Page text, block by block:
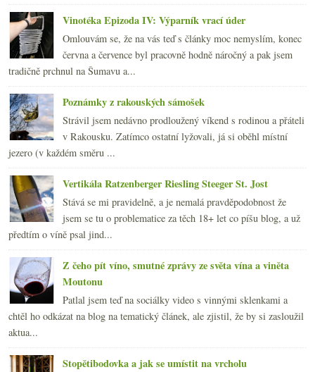
Vinotéka Epizoda IV: Výparník vrací úder
Omlouvám se, že na vás teď s články moc nemyslím, konec
června a července byl pracovně hodně náročný a pak jsem
tradičně prchnul na Šumavu a...
Poznámky z rakouských sámošek
Strávil jsem nedávno prodloužený víkend s rodinou a přáteli
v Rakousku. Zatímco ostatní lyžovali, já si oběhl místní
jezero (v každém směru ...
Vertikála Ratzenberger Riesling Steeger St. Jost
Stává se mi pravidelně, a je nemalá pravděpodobnost že
jsem se tu o problematice za těch 18+ let co píšu blog, a už
předtím o víně psal jind...
Z čeho pít víno, smutné zprávy ze světa vína a viněta
Moutonu
Patlal jsem teď na sociálky video s vinnými sklenkami a
chtěl ho odkázat na blog na tematický článek, ale zjistil, že by si zasloužil
aktua...
Stopětibodovka a jak se umístit na vrcholu